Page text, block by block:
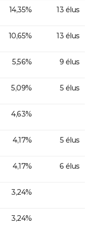
14,35% 13 élus
10,65% 13 élus
5,56% 9 élus
5,09% 5 élus
4,63%
4,17% 5 élus
4,17% 6 élus
3,24%
3,24%